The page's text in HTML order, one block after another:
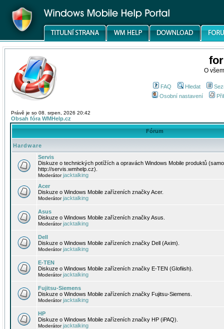
O
FAQ Hledat
Osobní nastavení
Právě je so 08. srpen, 2026 20:42
Obsah fóra WMHelp.cz
Fórum
Hardware
Servis
Diskuze o technických potížích a opravách Windows Mobile produktů
http://servis.wmhelp.cz).
Moderátorjacktalking
Acer
Diskuze o Windows Mobile zařízeních značky Acer.
Moderátorjacktalking
Asus
Diskuze o Windows Mobile zařízeních značky Asus.
Moderátorjacktalking
Dell
Diskuze o Windows Mobile zařízeních značky Dell (Axim).
Moderátorjacktalking
E-TEN
Diskuze o Windows Mobile zařízeních značky E-TEN (Glofiish).
Moderátorjacktalking
Fujitsu-Siemens
Diskuze o Windows Mobile zařízeních značky Fujitsu-Siemens.
Moderátorjacktalking
HP
Diskuze o Windows Mobile zařízeních značky HP (iPAQ).
Moderátorjacktalking